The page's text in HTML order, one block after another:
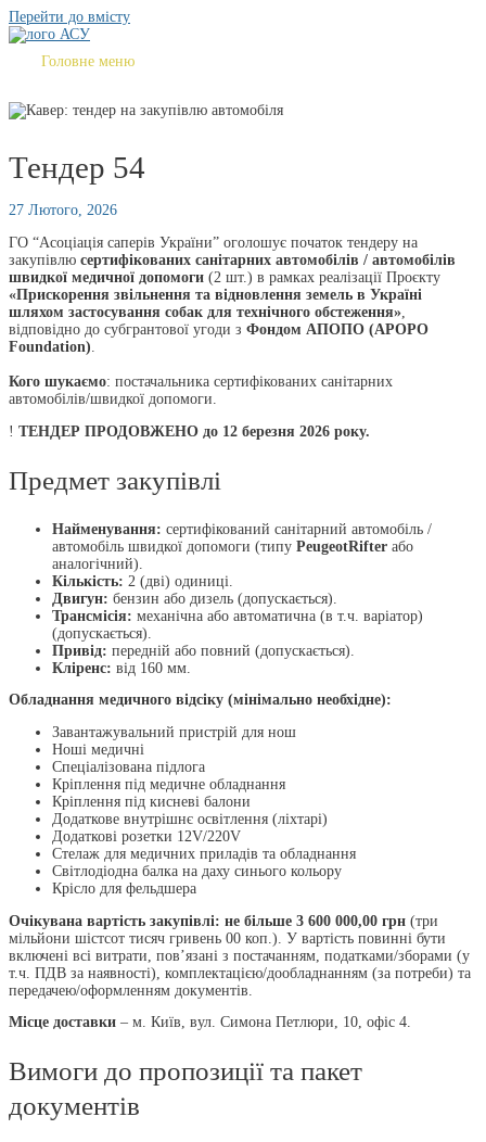
Перейти до вмісту
Головне меню
Тендер 54
27 Лютого, 2026
ГО “Асоціація саперів України” оголошує початок тендеру на
закупівлю сертифікованих санітарних автомобілів / автомобілів
швидкої медичної допомоги (2 шт.) в рамках реалізації Проєкту
«Прискорення звільнення та відновлення земель в Україні
шляхом застосування собак для технічного обстеження»,
відповідно до субгрантової угоди з Фондом АПОПО (APOPO
Foundation).
Кого шукаємо: постачальника сертифікованих санітарних
автомобілів/швидкої допомоги.
! ТЕНДЕР ПРОДОВЖЕНО до 12 березня 2026 року.
Предмет закупівлі
Найменування: сертифікований санітарний автомобіль /
автомобіль швидкої допомоги (типу PeugeotRifter або
аналогічний).
Кількість: 2 (дві) одиниці.
Двигун: бензин або дизель (допускається).
Трансмісія: механічна або автоматична (в т.ч. варіатор)
(допускається).
Привід: передній або повний (допускається).
Кліренс: від 160 мм.
Обладнання медичного відсіку (мінімально необхідне):
Завантажувальний пристрій для нош
Ноші медичні
Спеціалізована підлога
Кріплення під медичне обладнання
Кріплення під кисневі балони
Додаткове внутрішнє освітлення (ліхтарі)
Додаткові розетки 12V/220V
Стелаж для медичних приладів та обладнання
Світлодіодна балка на даху синього кольору
Крісло для фельдшера
Очікувана вартість закупівлі: не більше 3 600 000,00 грн (три
мільйони шістсот тисяч гривень 00 коп.). У вартість повинні бути
включені всі витрати, пов’язані з постачанням, податками/зборами (у
т.ч. ПДВ за наявності), комплектацією/дообладнанням (за потреби) та
передачею/оформленням документів.
Місце доставки – м. Київ, вул. Симона Петлюри, 10, офіс 4.
Вимоги до пропозиції та пакет
документів